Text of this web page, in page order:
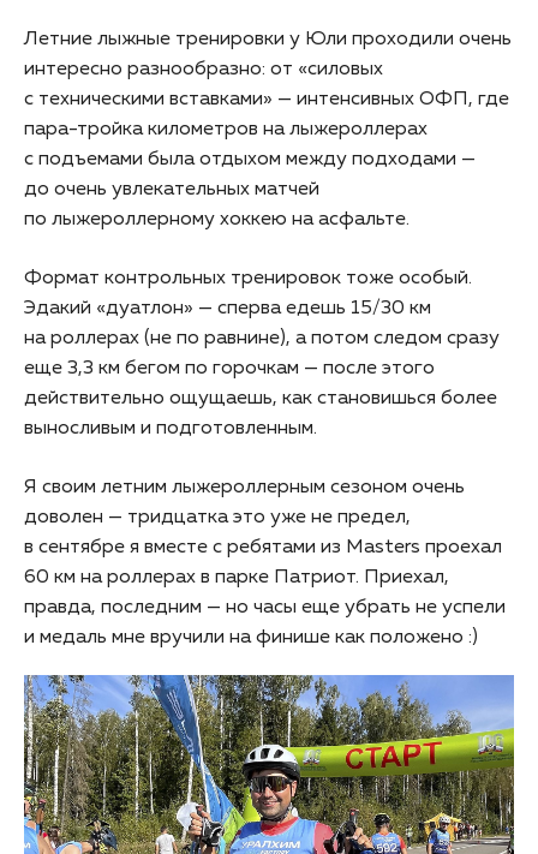
Летние лыжные тренировки у Юли проходили очень
интересно разнообразно: от «силовых
с техническими вставками» — интенсивных ОФП, где
пара-тройка километров на лыжероллерах
с подъемами была отдыхом между подходами —
до очень увлекательных матчей
по лыжероллерному хоккею на асфальте.
Формат контрольных тренировок тоже особый.
Эдакий «дуатлон» — сперва едешь 15/30 км
на роллерах (не по равнине), а потом следом сразу
еще 3,3 км бегом по горочкам — после этого
действительно ощущаешь, как становишься более
выносливым и подготовленным.
Я своим летним лыжероллерным сезоном очень
доволен — тридцатка это уже не предел,
в сентябре я вместе с ребятами из Masters проехал
60 км на роллерах в парке Патриот. Приехал,
правда, последним — но часы еще убрать не успели
и медаль мне вручили на финише как положено :)